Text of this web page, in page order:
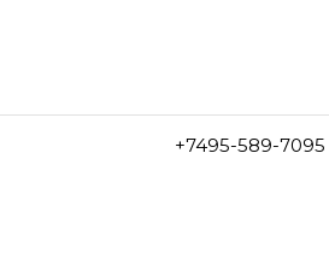
+7495-589-7095